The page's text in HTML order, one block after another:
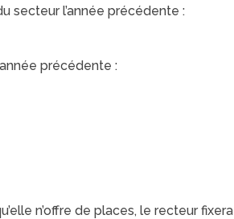
secteur l’année précédente :
précédente :
n’offre de places, le recteur fixera